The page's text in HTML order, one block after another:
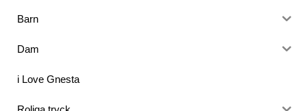
Barn
Dam
i Love Gnesta